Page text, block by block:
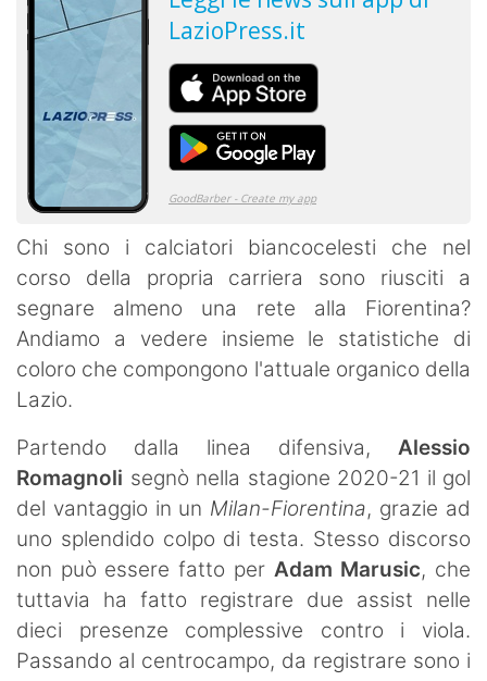
Chi sono i calciatori biancocelesti che nel
corso della propria carriera sono riusciti a
segnare almeno una rete alla Fiorentina?
Andiamo a vedere insieme le statistiche di
coloro che compongono l'attuale organico della
Lazio.
Partendo dalla linea difensiva, Alessio
Romagnoli segnò nella stagione 2020-21 il gol
del vantaggio in un Milan-Fiorentina, grazie ad
uno splendido colpo di testa. Stesso discorso
non può essere fatto per Adam Marusic, che
tuttavia ha fatto registrare due assist nelle
dieci presenze complessive contro i viola.
Passando al centrocampo, da registrare sono i